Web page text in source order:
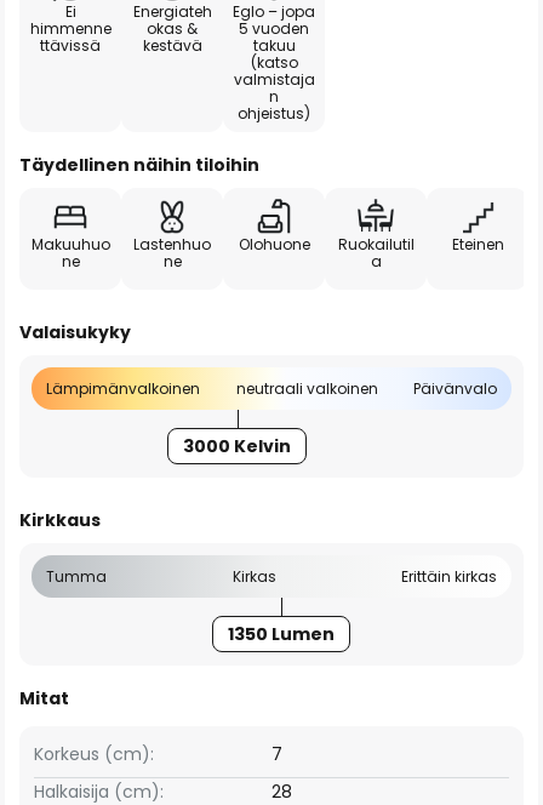
Ei
himmenne
ttävissä
Energiateh
okas &
kestävä
Eglo – jopa
5 vuoden
takuu
(katso
valmistaja
n
ohjeistus)
Täydellinen näihin tiloihin
Makuuhuo
ne
Lastenhuo
ne
Olohuone
Ruokailutil
a
Eteinen
Valaisukyky
Lämpimänvalkoinen neutraali valkoinen Päivänvalo
3000 Kelvin
Kirkkaus
Tumma Kirkas Erittäin kirkas
1350 Lumen
Mitat
Korkeus (cm):
7
Halkaisija (cm):
28